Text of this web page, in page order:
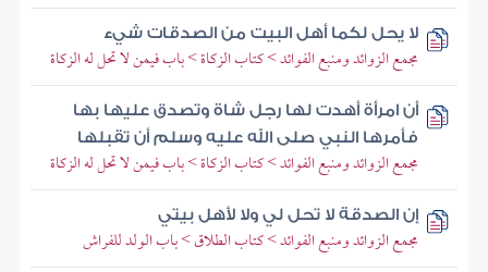
لا يحل لكما أهل البيت من الصدقات شيء
مجمع الزوائد ومنبع الفوائد > كتاب الزكاة > باب فيمن لا تحل له الزكاة
أن امرأة أهدت لها رجل شاة وتصدق عليها بها
فأمرها النبي صلى الله عليه وسلم أن تقبلها
مجمع الزوائد ومنبع الفوائد > كتاب الزكاة > باب فيمن لا تحل له الزكاة
إن الصدقة لا تحل لي ولا لأهل بيتي
مجمع الزوائد ومنبع الفوائد > كتاب الطلاق > باب الولد للفراش